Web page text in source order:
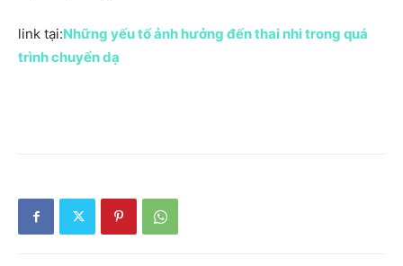
link tại:Những yếu tố ảnh hưởng đến thai nhi trong quá
trình chuyển dạ